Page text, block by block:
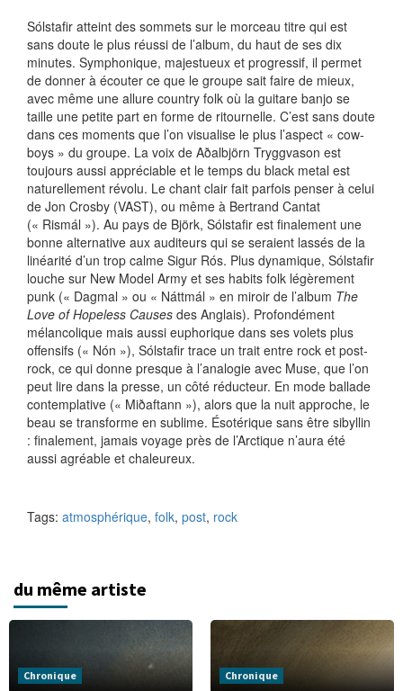
Sólstafir atteint des sommets sur le morceau titre qui est
sans doute le plus réussi de l’album, du haut de ses dix
minutes. Symphonique, majestueux et progressif, il permet
de donner à écouter ce que le groupe sait faire de mieux,
avec même une allure country folk où la guitare banjo se
taille une petite part en forme de ritournelle. C’est sans doute
dans ces moments que l’on visualise le plus l’aspect « cow-
boys » du groupe. La voix de Aðalbjörn Tryggvason est
toujours aussi appréciable et le temps du black metal est
naturellement révolu. Le chant clair fait parfois penser à celui
de Jon Crosby (VAST), ou même à Bertrand Cantat
(« Rismál »). Au pays de Björk, Sólstafir est finalement une
bonne alternative aux auditeurs qui se seraient lassés de la
linéarité d’un trop calme Sigur Rós. Plus dynamique, Sólstafir
louche sur New Model Army et ses habits folk légèrement
punk (« Dagmal » ou « Náttmál » en miroir de l’album The
Love of Hopeless Causes des Anglais). Profondément
mélancolique mais aussi euphorique dans ses volets plus
offensifs (« Nón »), Sólstafir trace un trait entre rock et post-
rock, ce qui donne presque à l’analogie avec Muse, que l’on
peut lire dans la presse, un côté réducteur. En mode ballade
contemplative (« Miðaftann »), alors que la nuit approche, le
beau se transforme en sublime. Ésotérique sans être sibyllin
: finalement, jamais voyage près de l’Arctique n’aura été
aussi agréable et chaleureux.
Tags: atmosphérique, folk, post, rock
du même artiste
Chronique Chronique